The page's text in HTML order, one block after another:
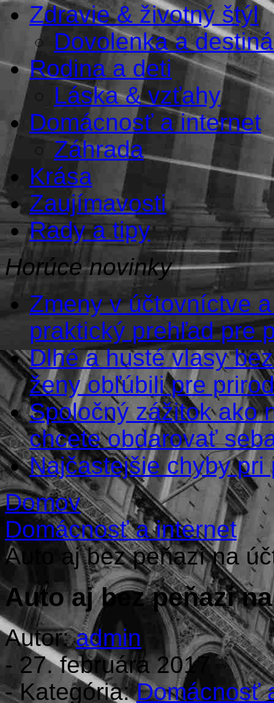
Zdravie & životný štýl
Dovolenka a
Rodina a deti
Láska & vzťahy
Domácnosť a internet
Záhrada
Krása
Zaujímavosti
Rady a tipy
Horúce novinky
Zmeny v účtovníctve
praktický prehľad pre
Dlhé a husté vlasy
ženy obľúbili pre
Spoločný zážitok ako
chcete obdarovať
Najčastejšie chyby
Domov
Domácnosť a internet
Auto aj bez peňazí na
Auto aj bez peňazí
Autor:admin
- 27. februára 2017
- Kategória:Domácnosť